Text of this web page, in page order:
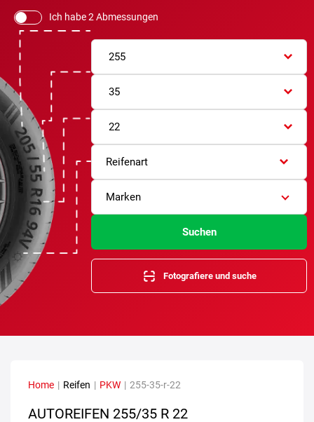
Ich habe 2 Abmessungen
255
35
22
Reifenart
Marken
Suchen
Fotografiere und suche
Home | Reifen | PKW | 255-35-r-22
AUTOREIFEN 255/35 R 22